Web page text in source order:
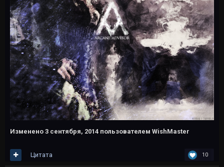
Изменено 3 сентября, 2014 пользователем WishMaster
10
Цитата